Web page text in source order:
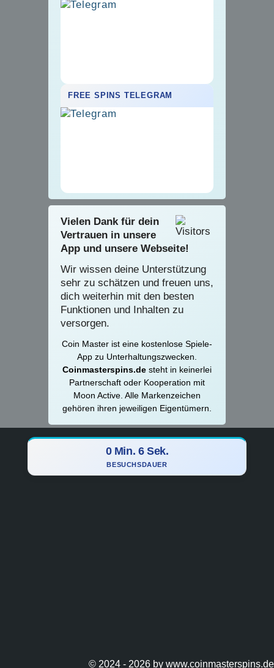
FREE SPINS TELEGRAM
Vielen Dank für dein
Vertrauen in unsere
App und unsere Webseite!
Wir wissen deine Unterstützung
sehr zu schätzen und freuen uns,
dich weiterhin mit den besten
Funktionen und Inhalten zu
versorgen.
Coin Master ist eine kostenlose Spiele-
App zu Unterhaltungszwecken.
Coinmasterspins.de steht in keinerlei
Partnerschaft oder Kooperation mit
Moon Active. Alle Markenzeichen
gehören ihren jeweiligen Eigentümern.
0 Min. 7 Sek.
BESUCHSDAUER
© 2024 - 2026 by www.coinmasterspins.de